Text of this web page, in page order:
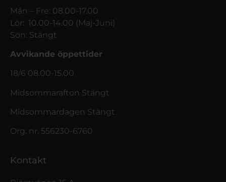
Mån – Fre: 08.00-17.00
Lör: 10.00-14.00 (Maj-Juni)
Sön: Stängt
Avvikande öppettider
18/6 08.00-15.00
Midsommarafton Stängt
Midsommardagen Stängt
Org. nr. 556230-6760
Kontakt